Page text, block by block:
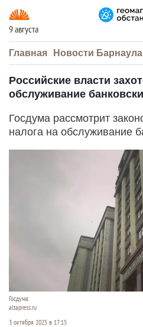
9 августа
Главная Новости Барнаула
Российские власти
обслуживание
Госдума рассмотрит
налога на обслуживание
Госдума.
altapress.ru
3 октября 2025 в 17:15